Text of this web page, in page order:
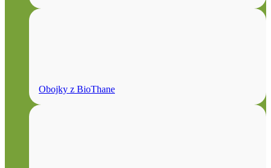
Obojky z BioThane